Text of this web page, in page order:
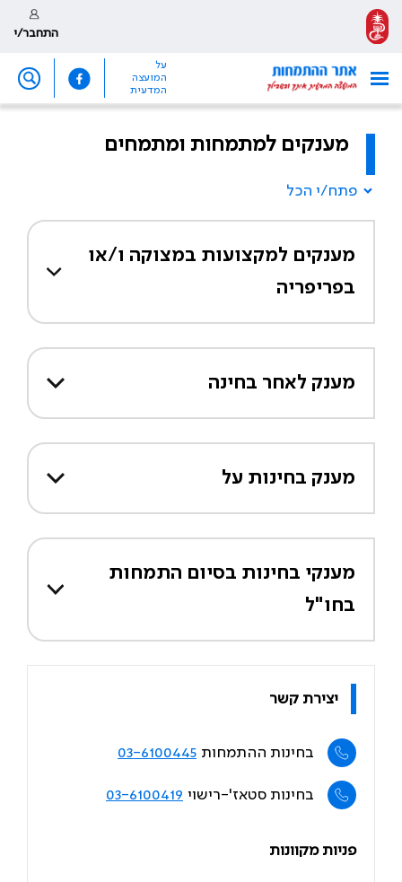
התחבר/י
על
המועצה
המדעית
מענקים למתמחות ומתמחים
פתח/י הכל
מענקים למקצועות במצוקה ו/או
בפריפריה
מענק לאחר בחינה
מענק בחינות על
מענקי בחינות בסיום התמחות
בחו"ל
יצירת קשר
בחינות ההתמחות 03-6100445
בחינות סטאז'-רישוי 03-6100419
פניות מקוונות